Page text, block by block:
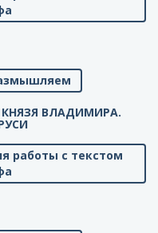
КНЯЗЯ ВЛАДИМИРА.
работы с текстом